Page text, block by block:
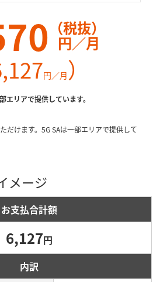
（税抜）
円／月
円／月 ）
エリアで提供しています。
だけます。5G SAは一部エリアで提供して
メージ
お支払合計額
6,127円
内訳